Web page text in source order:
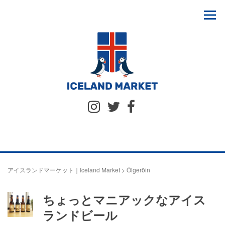
アイスランドマーケット｜Iceland Market > Ölgerðin
ちょっとマニアックなアイス
ランドビール